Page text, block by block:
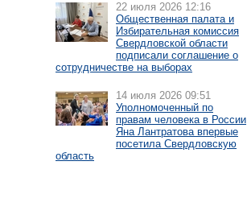
22 июля 2026 12:16
Общественная палата и
Избирательная комиссия
Свердловской области
подписали соглашение о
сотрудничестве на выборах
14 июля 2026 09:51
Уполномоченный по
правам человека в России
Яна Лантратова впервые
посетила Свердловскую
область